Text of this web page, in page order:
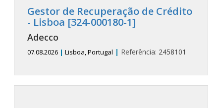
Gestor de Recuperação de Crédito
- Lisboa [324-000180-1]
Adecco
07.08.2026 | Lisboa, Portugal | Referência: 2458101